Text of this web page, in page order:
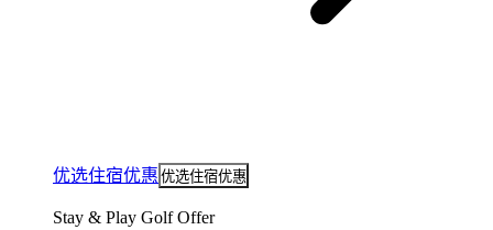
优选住宿优惠 优选住宿优惠
Stay & Play Golf Offer